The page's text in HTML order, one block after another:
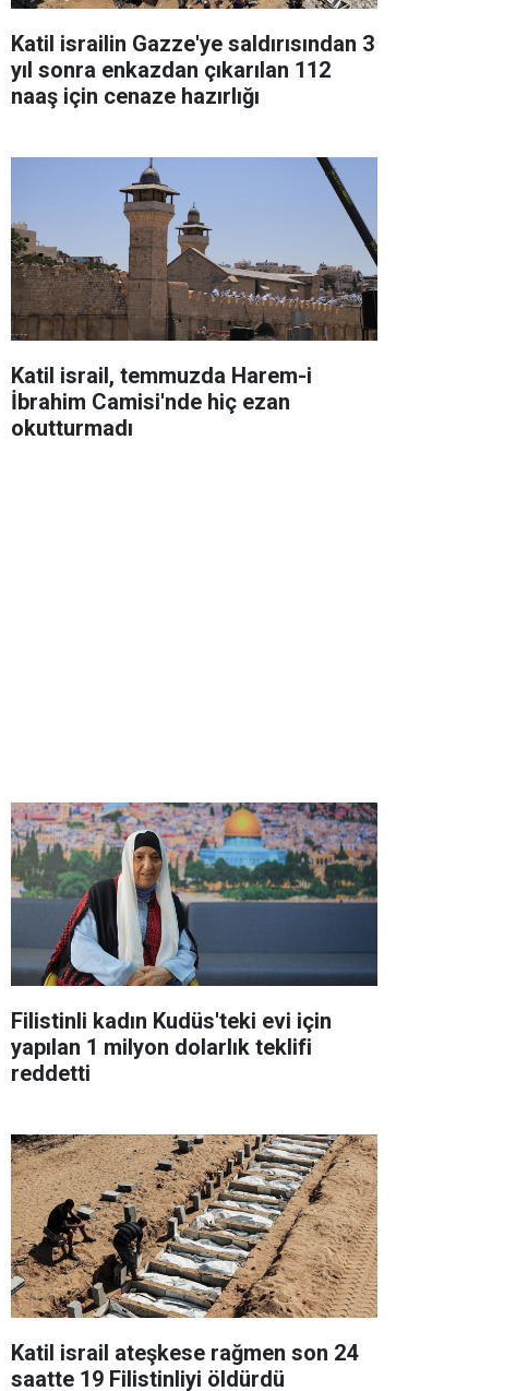
Katil israilin Gazze'ye saldırısından 3
yıl sonra enkazdan çıkarılan 112
naaş için cenaze hazırlığı
Katil israil, temmuzda Harem-i
İbrahim Camisi'nde hiç ezan
okutturmadı
Filistinli kadın Kudüs'teki evi için
yapılan 1 milyon dolarlık teklifi
reddetti
Katil israil ateşkese rağmen son 24
saatte 19 Filistinliyi öldürdü